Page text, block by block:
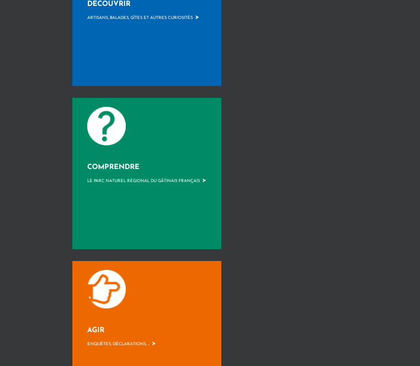
DÉCOUVRIR
ARTISANS, BALADES, GÎTES ET AUTRES CURIOSITÉS >
COMPRENDRE
LE PARC NATUREL RÉGIONAL DU GÂTINAIS FRANÇAIS >
AGIR
ENQUÊTES, DÉCLARATIONS, ... >